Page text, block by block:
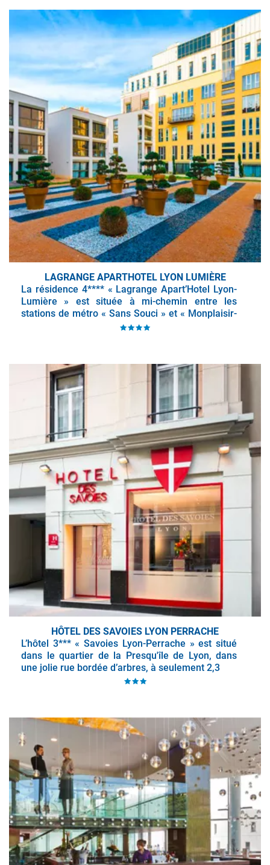
LAGRANGE APARTHOTEL LYON LUMIÈRE
La résidence 4**** « Lagrange Apart’Hotel Lyon-
Lumière » est située à mi-chemin entre les
stations de métro « Sans Souci » et « Monplaisir-
HÔTEL DES SAVOIES LYON PERRACHE
L’hôtel 3*** « Savoies Lyon-Perrache » est situé
dans le quartier de la Presqu'île de Lyon, dans
une jolie rue bordée d’arbres, à seulement 2,3